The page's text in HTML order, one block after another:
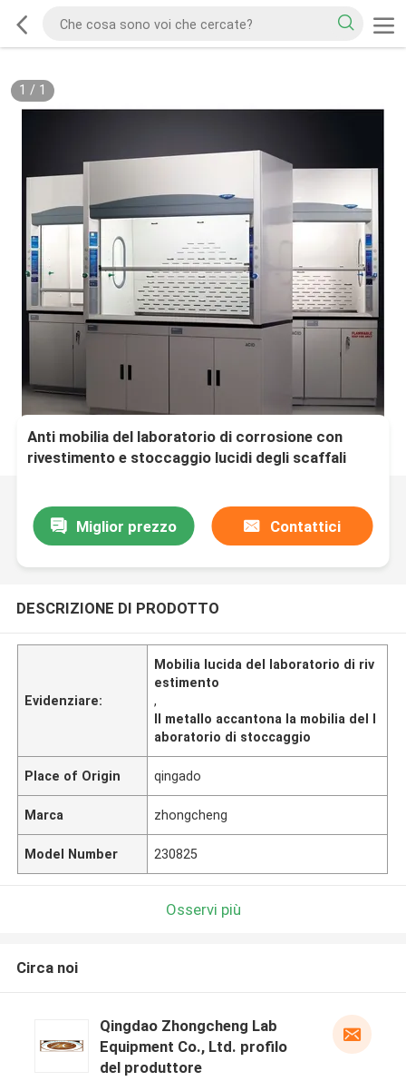
1 / 1
Anti mobilia del laboratorio di corrosione con
rivestimento e stoccaggio lucidi degli scaffali
Miglior prezzo Contattici
DESCRIZIONE DI PRODOTTO
Evidenziare:
Mobilia lucida del laboratorio di riv
estimento
,
Il metallo accantona la mobilia del l
aboratorio di stoccaggio
Place of Origin qingado
Marca zhongcheng
Model Number 230825
Osservi più
Circa noi
Qingdao Zhongcheng Lab
Equipment Co., Ltd. profilo
del produttore